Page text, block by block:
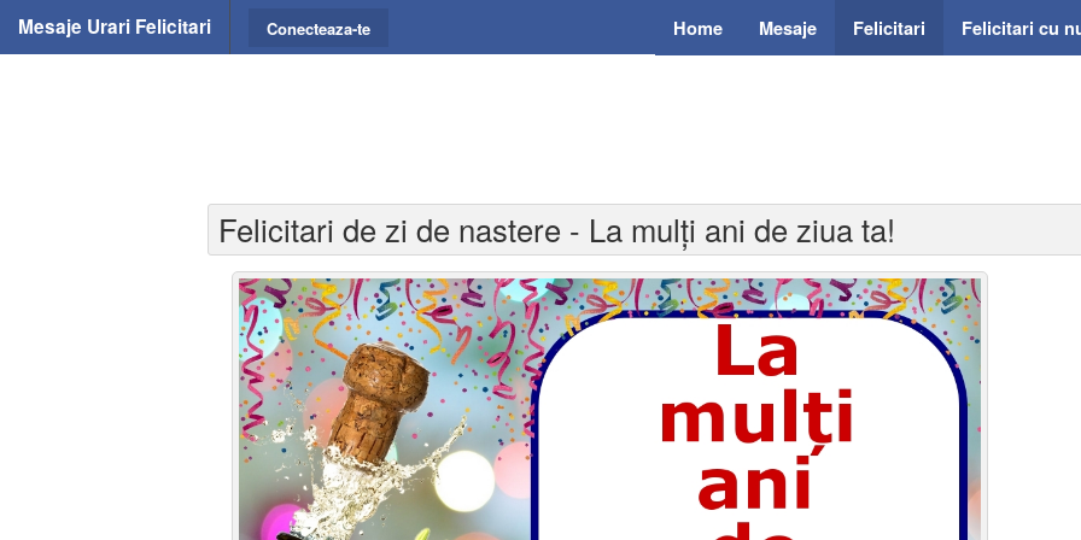
Mesaje Urari Felicitari Home Mesaje Felicitari Felicitari cu
Conecteaza-te
Felicitari de zi de nastere - La mulți ani de ziua ta!